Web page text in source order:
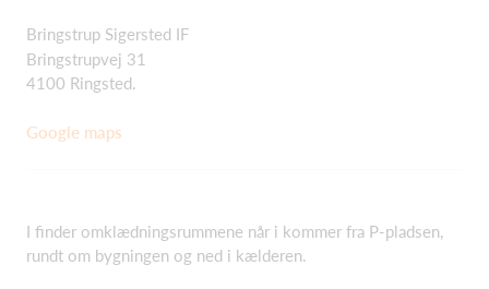
Bringstrup Sigersted IF
Bringstrupvej 31
4100 Ringsted.
Google maps
I finder omklædningsrummene når i kommer fra P-pladsen,
rundt om bygningen og ned i kælderen.